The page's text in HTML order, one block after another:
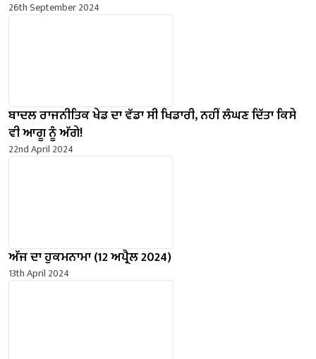
26th September 2024
ਬਾਦਲ ਰਾਜਨੀਤਿਕ ਖੇਡ ਦਾ ਵੱਡਾ ਸੀ ਖਿਡਾਰੀ, ਨਹੀਂ ਲੰਘਣ ਦਿੱਤਾ ਕਿਸੇ
ਵੀ ਆਗੂ ਨੂੰ ਅੱਗੇ!
22nd April 2024
ਅੱਜ ਦਾ ਹੁਕਮਨਾਮਾ (12 ਅਪ੍ਰੈਲ 2024)
13th April 2024